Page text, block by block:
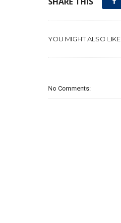
YOU MIGHT ALSO LIKE
No Comments: